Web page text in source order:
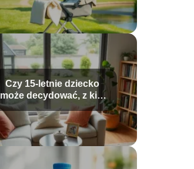
Czy 15-letnie dziecko
może decydować, z kim
chce mieszkać?